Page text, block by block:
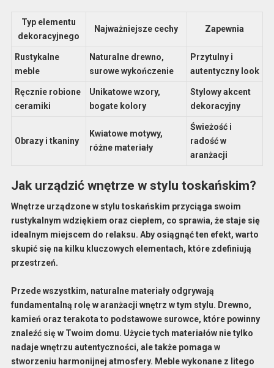
Typ elementu
dekoracyjnego
Najważniejsze cechy Zapewnia
Rustykalne
meble
Naturalne drewno,
surowe wykończenie
Przytulny i
autentyczny look
Ręcznie robione
ceramiki
Unikatowe wzory,
bogate kolory
Stylowy akcent
dekoracyjny
Obrazy i tkaniny
Kwiatowe motywy,
różne materiały
Świeżość i
radość w
aranżacji
Jak urządzić wnętrze w stylu toskańskim?
Wnętrze urządzone w stylu toskańskim przyciąga swoim
rustykalnym wdziękiem oraz ciepłem, co sprawia, że staje się
idealnym miejscem do relaksu. Aby osiągnąć ten efekt, warto
skupić się na kilku kluczowych elementach, które zdefiniują
przestrzeń.
Przede wszystkim, naturalne materiały odgrywają
fundamentalną rolę w aranżacji wnętrz w tym stylu. Drewno,
kamień oraz terakota to podstawowe surowce, które powinny
znaleźć się w Twoim domu. Użycie tych materiałów nie tylko
nadaje wnętrzu autentyczności, ale także pomaga w
stworzeniu harmonijnej atmosfery. Meble wykonane z litego